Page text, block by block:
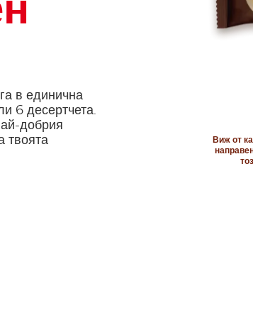
в единична
6 десертчета.
добрия
твоята
Виж от